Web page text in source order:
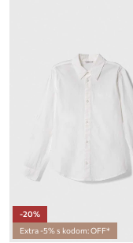
-20%
Extra -5% s kodom: OFF*